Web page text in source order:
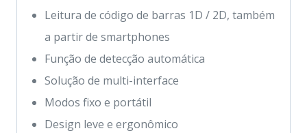
Leitura de código de barras 1D / 2D, também
a partir de smartphones
Função de detecção automática
Solução de multi-interface
Modos fixo e portátil
Design leve e ergonômico